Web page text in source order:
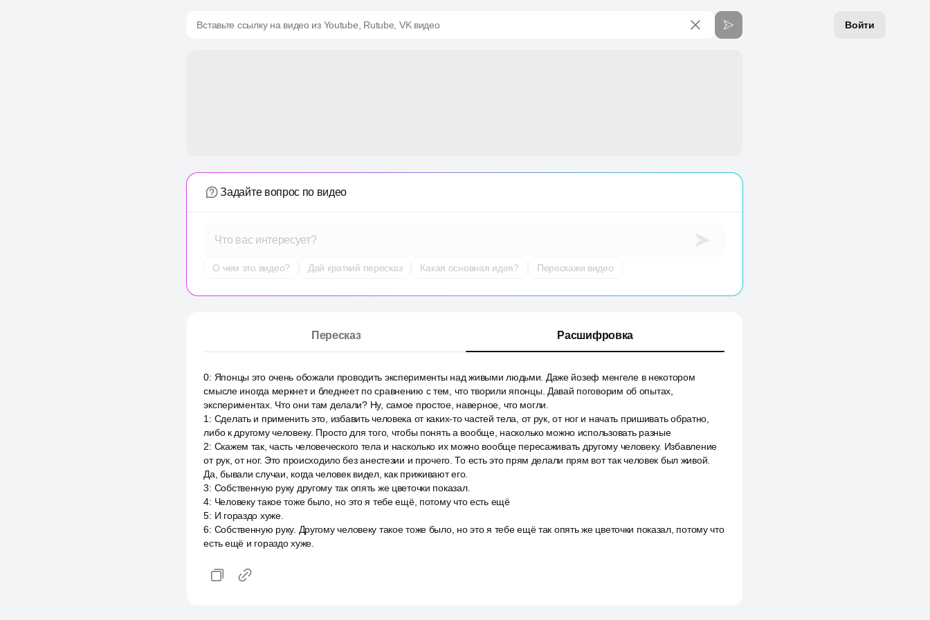
Войти
Вставьте ссылку на видео из Youtube, Rutube, VK видео
Задайте вопрос по видео
Что вас интересует?
О чем это видео? Дай краткий пересказ Какая основная идея? Перескажи видео
Пересказ Расшифровка
0: Японцы это очень обожали проводить эксперименты над живыми людьми. Даже йозеф менгеле в некотором
смысле иногда меркнет и бледнеет по сравнению с тем, что творили японцы. Давай поговорим об опытах,
экспериментах. Что они там делали? Ну, самое простое, наверное, что могли.
1 : Сделать и применить это, избавить человека от каких-то частей тела, от рук, от ног и начать пришивать обратно,
либо к другому человеку. Просто для того, чтобы понять а вообще, насколько можно использовать разные
2: Скажем так, часть человеческого тела и насколько их можно вообще пересаживать другому человеку. Избавление
от рук, от ног. Это происходило без анестезии и прочего. То есть это прям делали прям вот так человек был живой.
Да, бывали случаи, когда человек видел, как приживают его.
3: Собственную руку другому так опять же цветочки показал.
4: Человеку такое тоже было, но это я тебе ещё, потому что есть ещё
5: И гораздо хуже.
6: Собственную руку. Другому человеку такое тоже было, но это я тебе ещё так опять же цветочки показал, потому что
есть ещё и гораздо хуже.